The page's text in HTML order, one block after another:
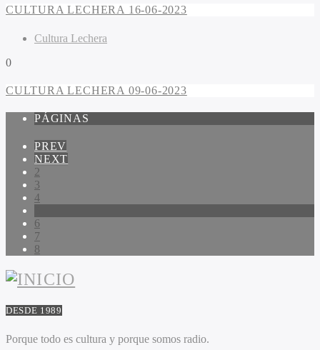
CULTURA LECHERA 16-06-2023
Cultura Lechera
0
CULTURA LECHERA 09-06-2023
PÁGINAS
PREV
NEXT
2
3
4
6
7
8
DESDE 1989
Porque todo es cultura y porque somos radio.